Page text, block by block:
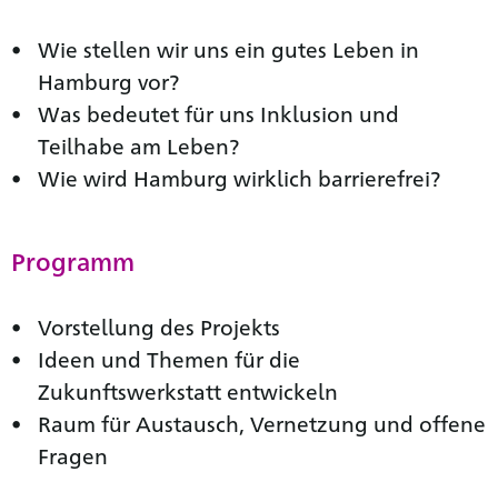
Wie stellen wir uns ein gutes Leben in
Hamburg vor?
Was bedeutet für uns Inklusion und
Teilhabe am Leben?
Wie wird Hamburg wirklich barrierefrei?
Programm
Vorstellung des Projekts
Ideen und Themen für die
Zukunftswerkstatt entwickeln
Raum für Austausch, Vernetzung und offene
Fragen